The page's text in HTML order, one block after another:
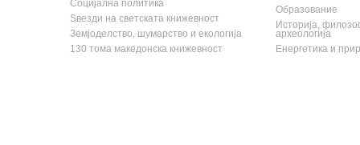
Социјална политика
Ѕвезди на светската книжевност
Земјоделство, шумарство и екологија
130 тома македонска книжевност
Образование
Историја,
археологија
Енергетика и